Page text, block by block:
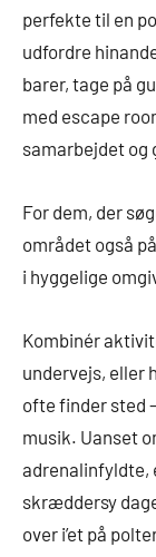
perfekte til en
udfordre
barer, tage på
med escape
samarbejdet og
For dem, der
området også
i hyggelige
Kombinér
undervejs, eller
ofte finder sted
musik. Uanset
adrenalinfyldte,
skræddersy
over i’et på